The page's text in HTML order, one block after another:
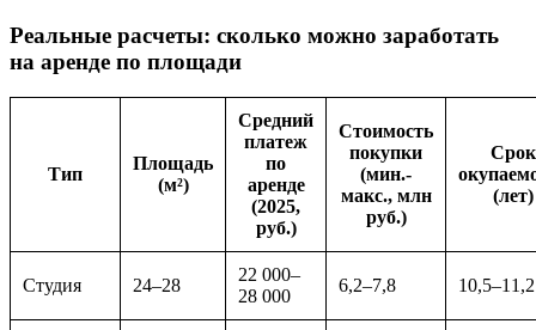
Реальные расчеты: сколько можно заработать
на аренде по площади
Тип
Площадь
(м²)
Средний
платеж
по
аренде
(2025,
руб.)
Стоимость
покупки
(мин.-
макс., млн
руб.)
Срок
(лет)
Студия 24–28
22 000–
28 000
6,2–7,8 10,5–11,2